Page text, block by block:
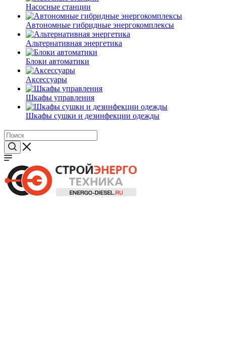
Насосные станции
Автономные гибридные энергокомплексы
Альтернативная энергетика
Блоки автоматики
Аксессуары
Шкафы управления
Шкафы сушки и дезинфекции одежды